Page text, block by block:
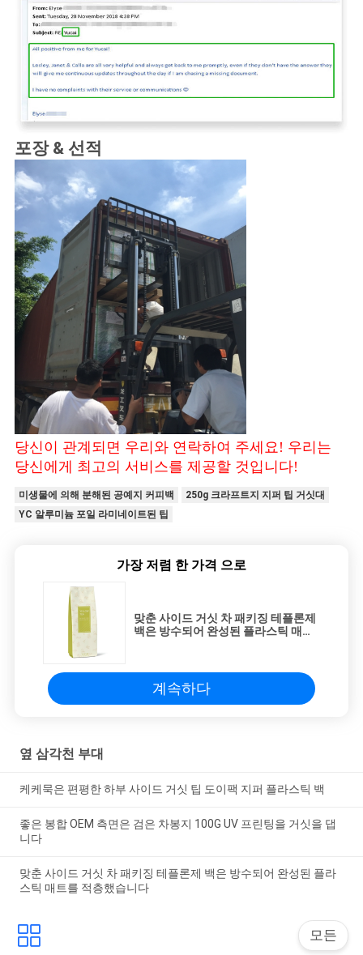
포장 & 선적
당신이 관계되면 우리와 연락하여 주세요! 우리는
당신에게 최고의 서비스를 제공할 것입니다!
미생물에 의해 분해된 공예지 커피백
250g 크라프트지 지퍼 팁 거싯대
YC 알루미늄 포일 라미네이트된 팁
가장 저렴 한 가격 으로
맞춘 사이드 거싯 차 패키징 테플론제
백은 방수되어 완성된 플라스틱 매트
계속하다
옆 삼각천 부대
케케묵은 편평한 하부 사이드 거싯 팁 도이팩 지퍼 플라스틱 백
좋은 봉합 OEM 측면은 검은 차봉지 100G UV 프린팅을 거싯을 댑
니다
맞춘 사이드 거싯 차 패키징 테플론제 백은 방수되어 완성된 플라
스틱 매트를 적층했습니다
모든